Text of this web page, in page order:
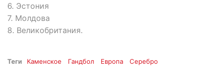
6. Эстония
7. Молдова
8. Великобритания.
Теги Каменское Гандбол Европа Серебро